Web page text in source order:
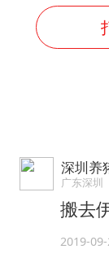
深圳养
广东深圳
搬去
2019-